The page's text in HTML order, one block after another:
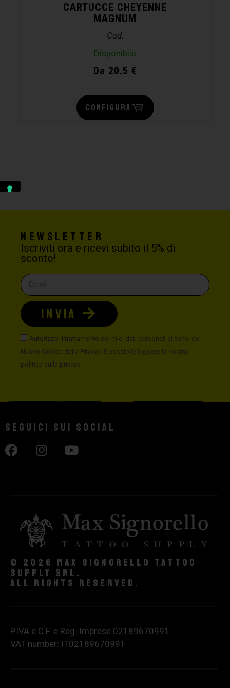
CARTUCCE CHEYENNE
MAGNUM
Cod.
Disponibile
Da 20.5 €
CONFIGURA
Newsletter
Iscriviti ora e ricevi subito il 5% di
sconto!
Autorizzo il trattamento dei miei dati personali ai sensi del
Nuovo Codice della Privacy. È possibile leggere la nostra
politica sulla privacy
INVIA
Seguici sui social
© 2026 Max Signorello Tattoo
supply srl.
All rights reserved.
P.IVA e C.F. e Reg. Imprese 02189670991
VAT number: IT02189670991